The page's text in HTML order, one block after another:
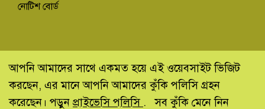
নোটিশ বোর্ড
© কিভাবে ইনফো - Kivabe Info 2013-2022
Behostweb.com
আপনি আমাদের সাথে একমত হয়ে এই ওয়েবসাইট ভিজিট
করছেন, এর মানে আপনি আমাদের কুঁকি পলিসি গ্রহন
করেছেন। পড়ুন প্রাইভেসি পলিসি . সব কুঁকি মেনে নিন